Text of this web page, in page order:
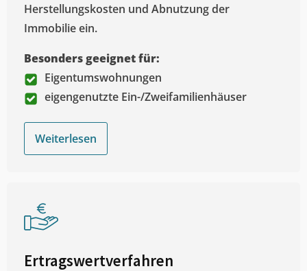
Herstellungskosten und Abnutzung der
Immobilie ein.
Besonders geeignet für:
Eigentumswohnungen
eigengenutzte Ein-/Zweifamilienhäuser
Weiterlesen
Ertragswertverfahren